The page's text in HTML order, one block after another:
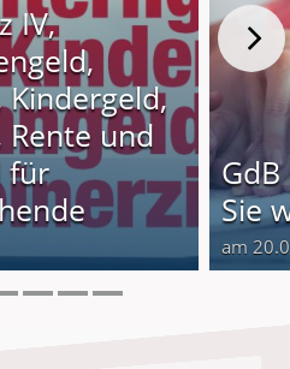
IV,
Kindergeld,
Rente und
für
Sie
am